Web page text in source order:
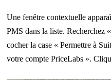
Une fenêtre contextuelle
PMS dans la liste. Recherchez
cocher la case « Permettre à
votre compte PriceLabs ».